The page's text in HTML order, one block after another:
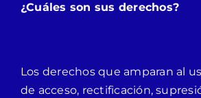
¿Cuáles son sus derechos?
Los derechos que amparan al
de acceso, rectificación,